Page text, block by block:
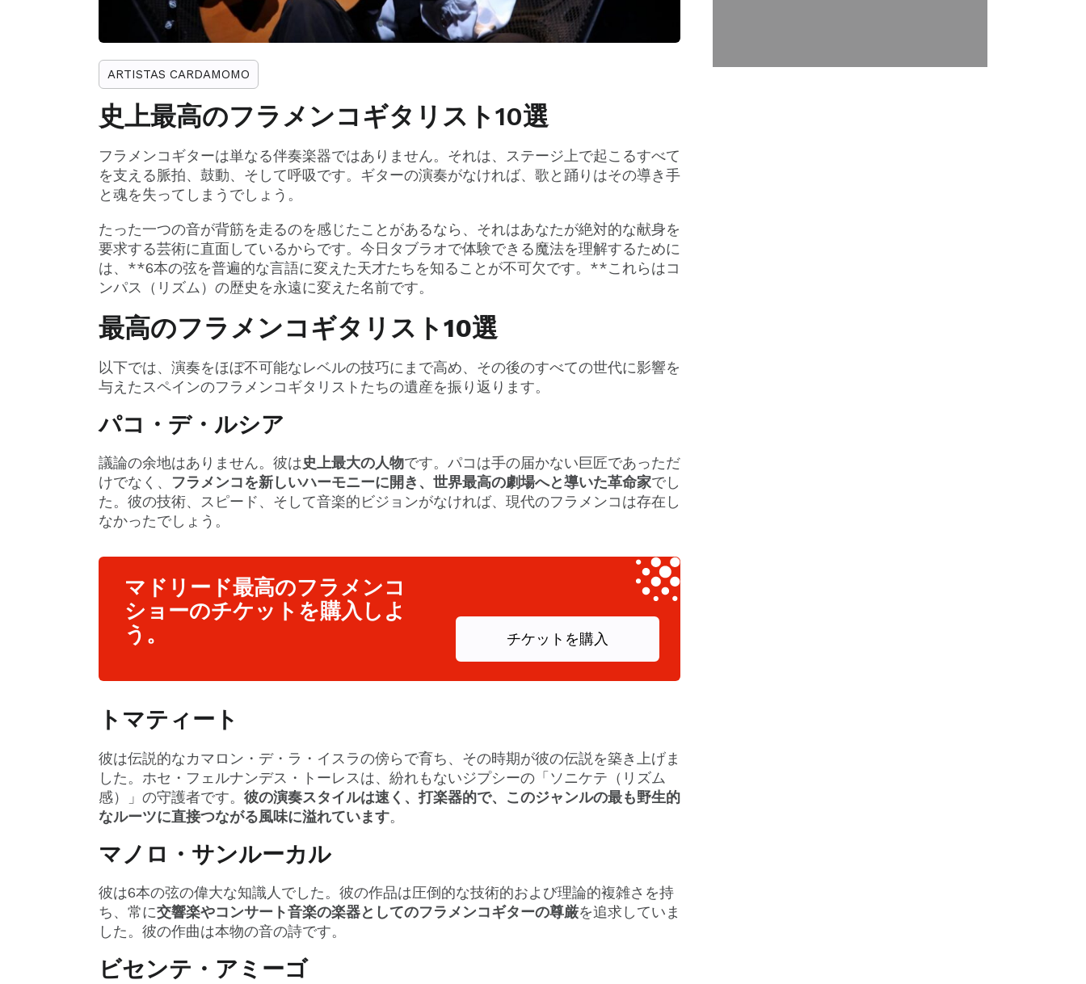
ARTISTAS CARDAMOMO
史上最高のフラメンコギタリスト10選
フラメンコギターは単なる伴奏楽器ではありません。それは、ステージ上で起こるすべて
を支える脈拍、鼓動、そして呼吸です。ギターの演奏がなければ、歌と踊りはその導き手
と魂を失ってしまうでしょう。
たった一つの音が背筋を走るのを感じたことがあるなら、それはあなたが絶対的な献身を
要求する芸術に直面しているからです。今日タブラオで体験できる魔法を理解するために
は、**6本の弦を普遍的な言語に変えた天才たちを知ることが不可欠です。**これらはコ
ンパス（リズム）の歴史を永遠に変えた名前です。
最高のフラメンコギタリスト10選
以下では、演奏をほぼ不可能なレベルの技巧にまで高め、その後のすべての世代に影響を
与えたスペインのフラメンコギタリストたちの遺産を振り返ります。
パコ・デ・ルシア
議論の余地はありません。彼は史上最大の人物です。パコは手の届かない巨匠であっただ
けでなく、 フラメンコを新しいハーモニーに開き、世界最高の劇場へと導いた革命家でし
た。彼の技術、スピード、そして音楽的ビジョンがなければ、現代のフラメンコは存在し
なかったでしょう。
マドリード最高のフラメンコ
ショーのチケットを購入しよ
う。
チケットを購入
トマティート
彼は伝説的なカマロン・デ・ラ・イスラの傍らで育ち、その時期が彼の伝説を築き上げま
した。ホセ・フェルナンデス・トーレスは、紛れもないジプシーの「ソニケテ（リズム
感）」の守護者です。 彼の演奏スタイルは速く、打楽器的で、このジャンルの最も野生的
なルーツに直接つながる風味に溢れています。
マノロ・サンルーカル
彼は6本の弦の偉大な知識人でした。彼の作品は圧倒的な技術的および理論的複雑さを持
ち、常に交響楽やコンサート音楽の楽器としてのフラメンコギターの尊厳を追求していま
した。彼の作曲は本物の音の詩です。
ビセンテ・アミーゴ